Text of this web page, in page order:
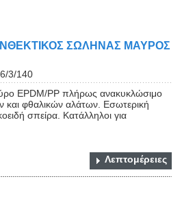
ΣΩΛΗΝΑΣ ΜΑΥΡΟΣ
3/140
EPDM/PP πλήρως ανακυκλώσιμο
και φθαλικών αλάτων. Εσωτερική
σπείρα. Κατάλληλοι για
Λεπτομέρειες